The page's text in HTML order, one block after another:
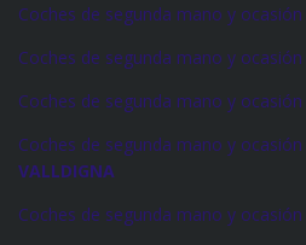
Coches de segunda mano y ocasión
Coches de segunda mano y ocasión
Coches de segunda mano y ocasión
Coches de segunda mano y ocasión
VALLDIGNA
Coches de segunda mano y ocasión